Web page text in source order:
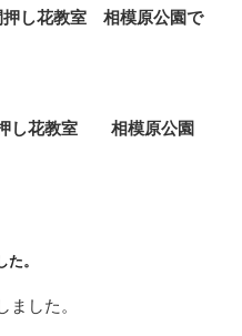
押し花教室 相模原公園で
押し花教室 相模原公園
。
ました。